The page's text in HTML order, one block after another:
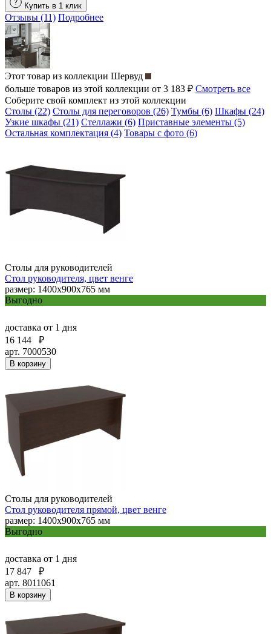
Купить в 1 клик
Отзывы (11) Подробнее
Этот товар из коллекции Шервуд
больше товаров из этой коллекции от 3 183 ₽ Смотреть все
Соберите свой комплект из этой коллекции
Столы (22) Столы для переговоров (26) Тумбы (6) Шкафы (24)
Узкие шкафы (21) Стеллажи (6) Приставные элементы (5)
Остальная комплектация (4) Товары с фото (6)
Столы для руководителей
Стол руководителя, цвет венге
размер: 1400x900x765 мм
Выгодно
доставка от 1 дня
16 144
₽
арт. 7000530
В корзину
Столы для руководителей
Стол руководителя прямой, цвет венге
размер: 1400x900x765 мм
Выгодно
доставка от 1 дня
17 847
₽
арт. 8011061
В корзину